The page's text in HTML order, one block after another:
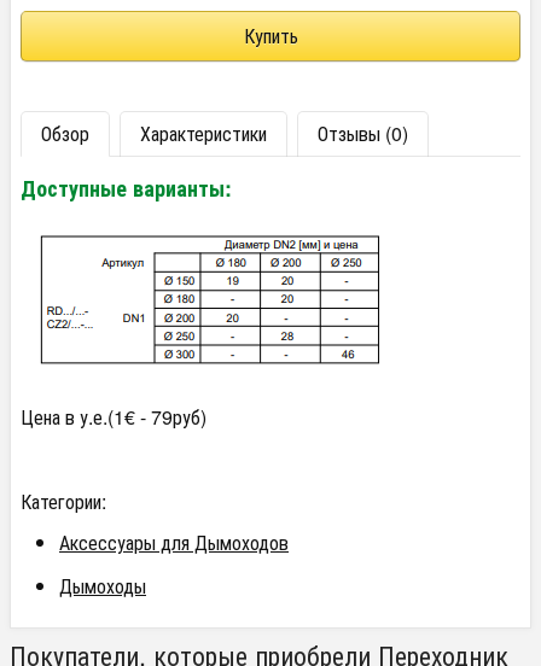
Обзор Характеристики Отзывы (0)
Доступные варианты:
Цена в у.е.(1€ - 79руб)
Категории:
Аксессуары для Дымоходов
Дымоходы
Покупатели, которые приобрели Переходник